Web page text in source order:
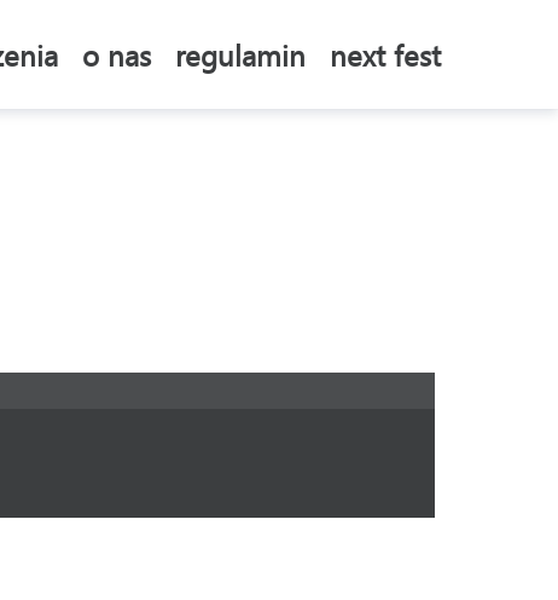
o nas regulamin next fest